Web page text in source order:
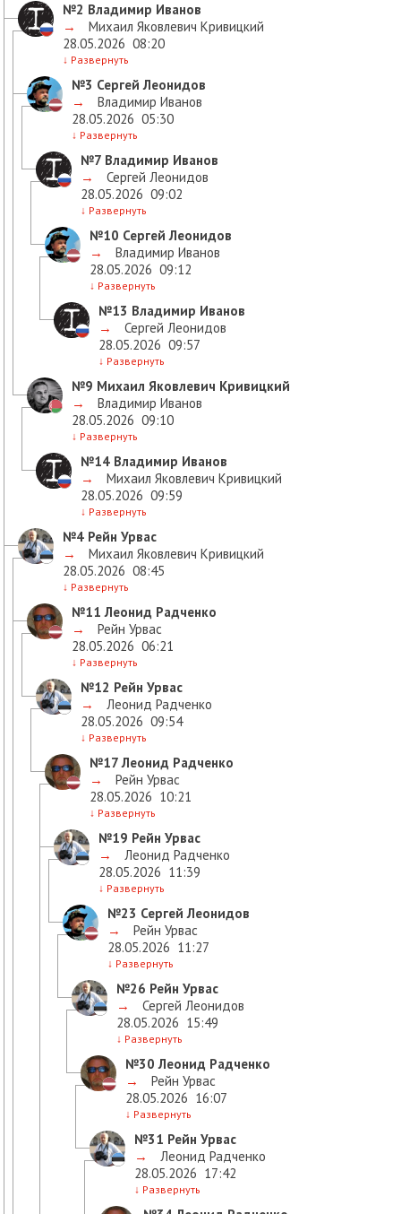
№2 Владимир Иванов
→
Михаил Яковлевич Кривицкий
28.05.2026 08:20
↓ Развернуть
№3 Сергей Леонидов
→
Владимир Иванов
28.05.2026 05:30
↓ Развернуть
№7 Владимир Иванов
→
Сергей Леонидов
28.05.2026 09:02
↓ Развернуть
№10 Сергей Леонидов
→
Владимир Иванов
28.05.2026 09:12
↓ Развернуть
№13 Владимир Иванов
→
Сергей Леонидов
28.05.2026 09:57
↓ Развернуть
№9 Михаил Яковлевич Кривицкий
→
Владимир Иванов
28.05.2026 09:10
↓ Развернуть
№14 Владимир Иванов
→
Михаил Яковлевич Кривицкий
28.05.2026 09:59
↓ Развернуть
№4 Рейн Урвас
→
Михаил Яковлевич Кривицкий
28.05.2026 08:45
↓ Развернуть
№11 Леонид Радченко
→
Рейн Урвас
28.05.2026 06:21
↓ Развернуть
№12 Рейн Урвас
→
Леонид Радченко
28.05.2026 09:54
↓ Развернуть
№17Леонид Радченко
→
Рейн Урвас
28.05.2026 10:21
↓ Развернуть
№19 Рейн Урвас
→
Леонид Радченко
28.05.2026 11:39
↓ Развернуть
№23 Сергей Леонидов
→
Рейн Урвас
28.05.2026 11:27
↓ Развернуть
№26 Рейн Урвас
→
Сергей Леонидов
28.05.2026 15:49
↓ Развернуть
№30 Леонид Радченко
→
Рейн Урвас
28.05.2026 16:07
↓ Развернуть
№31 Рейн Урвас
→
Леонид Радченко
28.05.2026 17:42
↓ Развернуть